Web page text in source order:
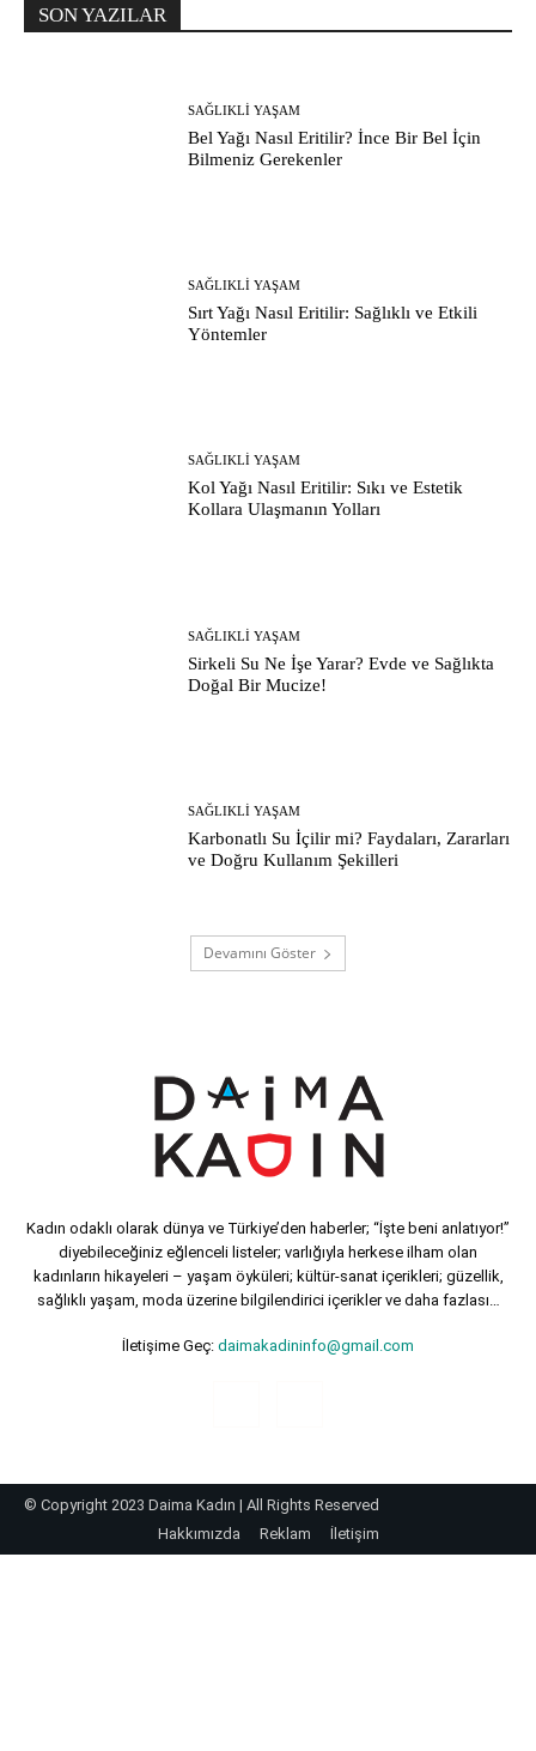
SON YAZILAR
SAĞLIKLI YAŞAM
Bel Yağı Nasıl Eritilir? İnce Bir Bel İçin
Bilmeniz Gerekenler
SAĞLIKLI YAŞAM
Sırt Yağı Nasıl Eritilir: Sağlıklı ve Etkili
Yöntemler
SAĞLIKLI YAŞAM
Kol Yağı Nasıl Eritilir: Sıkı ve Estetik
Kollara Ulaşmanın Yolları
SAĞLIKLI YAŞAM
Sirkeli Su Ne İşe Yarar? Evde ve Sağlıkta
Doğal Bir Mucize!
SAĞLIKLI YAŞAM
Karbonatlı Su İçilir mi? Faydaları, Zararları
ve Doğru Kullanım Şekilleri
Devamını Göster
Kadın odaklı olarak dünya ve Türkiye’den haberler; “İşte beni anlatıyor!”
diyebileceğiniz eğlenceli listeler; varlığıyla herkese ilham olan
kadınların hikayeleri – yaşam öyküleri; kültür-sanat içerikleri; güzellik,
sağlıklı yaşam, moda üzerine bilgilendirici içerikler ve daha fazlası…
İletişime Geç: daimakadininfo@gmail.com
© Copyright 2023 Daima Kadın | All Rights Reserved
Hakkımızda
Reklam İletişim